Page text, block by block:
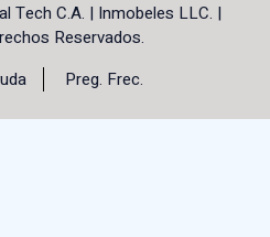
Tech C.A. | Inmobeles LLC. |
Reservados.
Preg. Frec.